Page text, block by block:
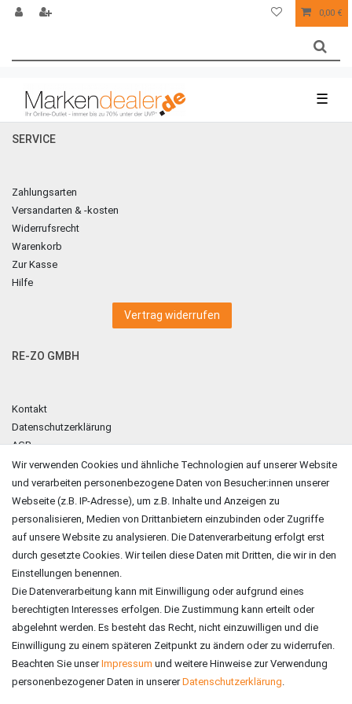
0,00 €
☰
SERVICE
Zahlungsarten
Versandarten & -kosten
Widerrufsrecht
Warenkorb
Zur Kasse
Hilfe
Vertrag widerrufen
RE-ZO GMBH
Kontakt
Datenschutzerklärung
AGB
Impressum
ZAHLUNGSARTEN
Wir verwenden Cookies und ähnliche Technologien auf unserer Website
und verarbeiten personenbezogene Daten von Besucher:innen unserer
Webseite (z.B. IP-Adresse), um z.B. Inhalte und Anzeigen zu
personalisieren, Medien von Drittanbietern einzubinden oder Zugriffe
auf unsere Website zu analysieren. Die Datenverarbeitung erfolgt erst
durch gesetzte Cookies. Wir teilen diese Daten mit Dritten, die wir in den
Einstellungen benennen.
Die Datenverarbeitung kann mit Einwilligung oder aufgrund eines
berechtigten Interesses erfolgen. Die Zustimmung kann erteilt oder
abgelehnt werden. Es besteht das Recht, nicht einzuwilligen und die
Einwilligung zu einem späteren Zeitpunkt zu ändern oder zu widerrufen.
Beachten Sie unserImpressum und weitere Hinweise zur Verwendung
personenbezogener Daten in unsererDaten­schutz­erklärung.